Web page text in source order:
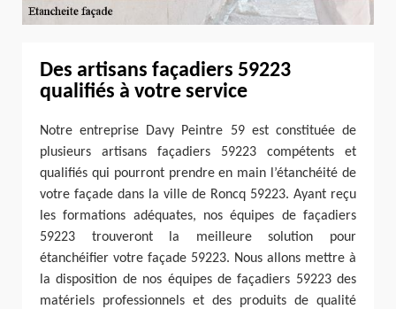
Des artisans façadiers 59223
qualifiés à votre service
Notre entreprise Davy Peintre 59 est constituée de
plusieurs artisans façadiers 59223 compétents et
qualifiés qui pourront prendre en main l’étanchéité de
votre façade dans la ville de Roncq 59223. Ayant reçu
les formations adéquates, nos équipes de façadiers
59223 trouveront la meilleure solution pour
étanchéifier votre façade 59223. Nous allons mettre à
la disposition de nos équipes de façadiers 59223 des
matériels professionnels et des produits de qualité